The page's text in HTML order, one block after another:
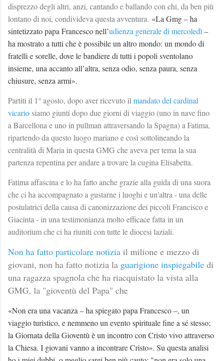
disprezzo degli altri, anzi, cantando e ballando con chi, da ben più
lontano di noi, condivideva questa avventura. «La Gmg – ha
sintetizzato papa Francesco nell’udienza generale di mercoledì –
ha mostrato a tutti che è possibile un altro mondo: un mondo di
fratelli e sorelle, dove le bandiere di tutti i popoli sventolano
insieme, una accanto all’altra, senza odio, senza paura, senza
chiusure, senza armi».
Partiti il 1° agosto, dopo aver ricevuto il mandato del cardinal
vicario siamo giunti dopo due giorni di viaggio (uno in nave fino
a Barcellona e uno in pullman attraversando la Spagna) a Fatima,
ripartendo da questo luogo mariano e così sottolineando la
centralità di Maria in questa GMG che aveva per tema la sua
partenza repentina per andare a trovare la cugina Elisabetta.
Fatima affascina e lo ha fatto anche grazie alla guida di una suora
che ci ha accompagnato a gustarne i luoghi e un'altra - una delle
postulatrici della causa di canonizzazione dei piccoli Francisco e
Giacinta - in una testimonianza molto efficace fatta in un
auditorium che ci ha riuniti con tutte le diocesi laziali.
Non ha fatto particolare notizia il milione e mezzo di
giovani, non ha fatto notizia la guarigione inspiegabile di
una ragazza spagnola che ha riacquistato la vista alla
GMG, la "gioventù del Papa" che
«Non era una vacanza – ha spiegato papa Francesco –, un
viaggio turistico, e nemmeno un evento spirituale fine a sé stesso;
la Giornata della Gioventù è un incontro con Cristo vivo attraverso
la Chiesa. I giovani vanno a incontrare Cristo». Su questa analisi